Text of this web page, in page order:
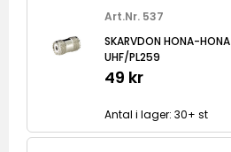
Art.Nr. 537
SKARVDON HONA-HONA
UHF/PL259
49 kr
Antal i lager: 30+ st